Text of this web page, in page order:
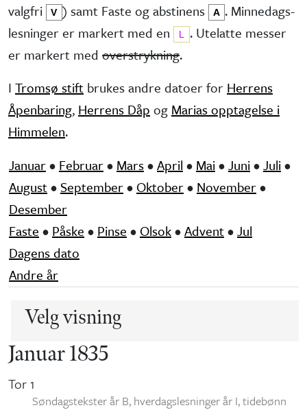
valg­fri
V ) samt Faste og abstinens A . Minnedags­
lesninger er markert med en
L
. Utelatte messer
er markert med overstrykning.
I Tromsø stift brukes andre datoer for Herrens
Åpenbaring, Herrens Dåp og Marias opptagelse i
Himmelen.
Januar• Februar• Mars•April • Mai•Juni•Juli•
August• September• Oktober• November•
Desember
Faste • Påske • Pinse • Olsok•Advent•Jul
Dagens dato
Andre år
Velg visning
Januar 1835
Tor 1
Søndagstekster år B, hverdagslesninger år I, tidebønn